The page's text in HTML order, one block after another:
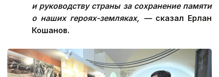
и руководству страны за сохранение памяти
о наших героях-земляках, — сказал Ерлан
Кошанов.